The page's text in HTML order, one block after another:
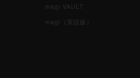
magi VAULT
magi（英語版）